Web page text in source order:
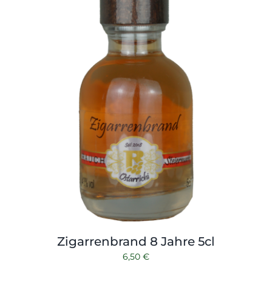
Zigarrenbrand 8 Jahre 5cl
6,50 €